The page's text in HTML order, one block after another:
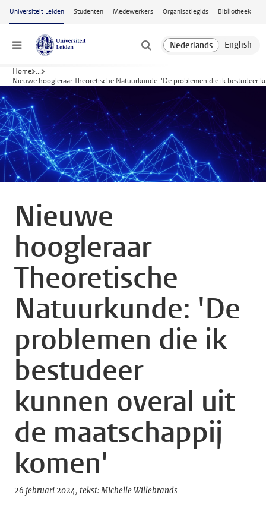
Ga naar hoofdinhoud
Universiteit Leiden Studenten Medewerkers Organisatiegids Bibliotheek
Menu
Home ...
Nieuwe hoogleraar Theoretische Natuurkunde: 'De problemen die ik bestudeer
Nieuwe
hoogleraar
Theoretische
Natuurkunde: 'De
problemen die ik
bestudeer
kunnen overal uit
de maatschappij
komen'
26 februari 2024 tekst: Michelle Willebrands